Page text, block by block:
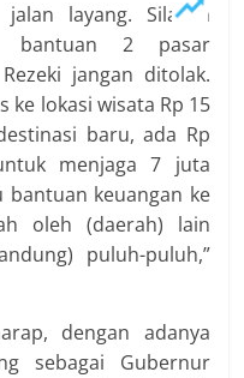
layang. Silakan
bantuan 2 pasar
jangan ditolak.
ke lokasi wisata Rp 15
baru, ada Rp
menjaga 7 juta
bantuan keuangan ke
oleh (dae­rah) lain
puluh-puluh,”
dengan adanya
sebagai Gubernur